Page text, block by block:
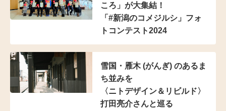
ころ」が大集結！
「#新潟のコメジルシ」 フォ
トコンテスト2024
雪国・雁木 (がんぎ) のある ま
ち並みを
〈ニトデザイン＆リビルド〉
打田亮介さんと巡る